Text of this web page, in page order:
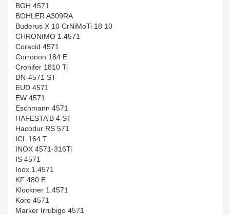
BGH 4571
BOHLER A309RA
Buderus X 10 CrNiMoTi 18 10
CHRONIMO 1.4571
Coracid 4571
Corronon 184 E
Cronifer 1810 Ti
DN-4571 ST
EUD 4571
EW 4571
Eschmann 4571
HAFESTA B 4 ST
Hacodur RS 571
ICL 164 T
INOX 4571-316Ti
IS 4571
Inox 1.4571
KF 480 E
Klockner 1.4571
Koro 4571
Marker Irrubigo 4571